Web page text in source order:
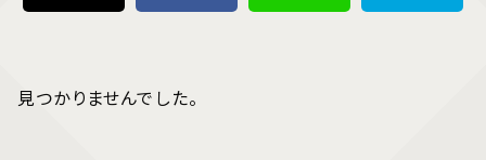
見つかりませんでした。